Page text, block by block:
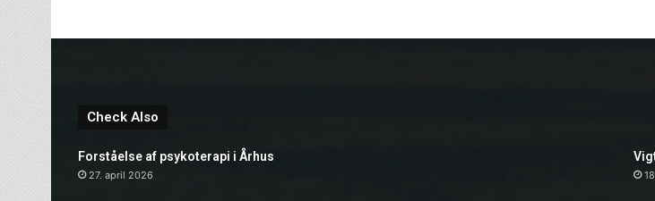
Check Also
Forståelse af psykoterapi i Århus
27. april 2026